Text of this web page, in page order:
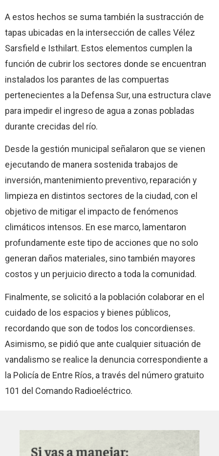
A estos hechos se suma también la sustracción de
tapas ubicadas en la intersección de calles Vélez
Sarsfield e Isthilart. Estos elementos cumplen la
función de cubrir los sectores donde se encuentran
instalados los parantes de las compuertas
pertenecientes a la Defensa Sur, una estructura clave
para impedir el ingreso de agua a zonas pobladas
durante crecidas del río.
Desde la gestión municipal señalaron que se vienen
ejecutando de manera sostenida trabajos de
inversión, mantenimiento preventivo, reparación y
limpieza en distintos sectores de la ciudad, con el
objetivo de mitigar el impacto de fenómenos
climáticos intensos. En ese marco, lamentaron
profundamente este tipo de acciones que no solo
generan daños materiales, sino también mayores
costos y un perjuicio directo a toda la comunidad.
Finalmente, se solicitó a la población colaborar en el
cuidado de los espacios y bienes públicos,
recordando que son de todos los concordienses.
Asimismo, se pidió que ante cualquier situación de
vandalismo se realice la denuncia correspondiente a
la Policía de Entre Ríos, a través del número gratuito
101 del Comando Radioeléctrico.